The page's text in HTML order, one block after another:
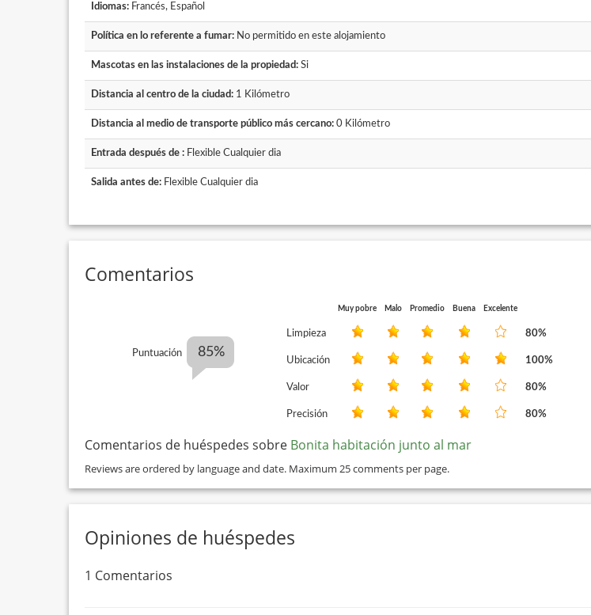
Idiomas: Francés, Español
Política en lo referente a fumar: No permitido en este alojamiento
Mascotas en las instalaciones de la propiedad: Si
Distancia al centro de la ciudad: 1 Kilómetro
Distancia al medio de transporte público más cercano: 0 Kilómetro
Entrada después de : Flexible Cualquier dia
Salida antes de: Flexible Cualquier dia
Comentarios
Puntuación 85%
Muy pobre Malo Promedio Buena Excelente
Limpieza 80%
Ubicación 100%
Valor 80%
Precisión 80%
Comentarios de huéspedes sobre Bonita habitación junto al mar
Reviews are ordered by language and date. Maximum 25 comments per page.
Opiniones de huéspedes
1 Comentarios